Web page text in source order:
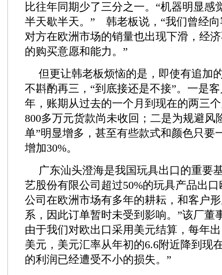
比往年同期少了三分之一。“机器明显感
半天歇半天。” 韩老板说，“我们曾经
对方在欧洲市场的销量也出现下滑，经
的购买意愿和能力。”
但更让韩老板烦恼的是，即使有追加
不斟酌再三，“到底接还是不接”。一是
年，账期从过去的一个月到现在的两三
800多万元货款尚未收回；二是为规避风
单”明显增多，甚至有些款式和颜色只要
增加30%。
广东汕头澄海是我国玩具出口的重要
艺股份有限公司超过50%的玩具产品出
公司在欧洲市场有多年的耕耘，和客户
系，因此订单暂时未受到影响。”该厂董
由于我们对欧出口采用美元结算，每年
美元，美元汇率从年初的6.6附近降到现
的利润已经遭受不小的损失。”